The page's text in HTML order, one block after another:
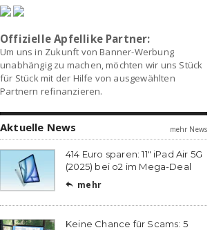
Offizielle Apfellike Partner:
Um uns in Zukunft von Banner-Werbung
unabhängig zu machen, möchten wir uns Stück
für Stück mit der Hilfe von ausgewählten
Partnern refinanzieren.
Aktuelle News mehr News
414 Euro sparen: 11″ iPad Air 5G
(2025) bei o2 im Mega-Deal
 mehr
Keine Chance für Scams: 5